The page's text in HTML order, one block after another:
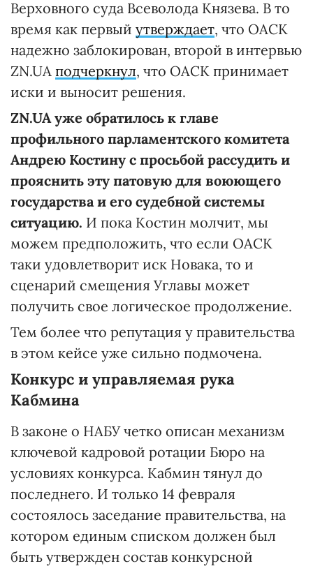
Верховного суда Всеволода Князева. В то
время как первый утверждает, что ОАСК
надежно заблокирован, второй в интервью
ZN.UA подчеркнул, что ОАСК принимает
иски и выносит решения.
ZN.UA уже обратилось к главе
профильного парламентского комитета
Андрею Костину с просьбой рассудить и
прояснить эту патовую для воюющего
государства и его судебной системы
ситуацию. И пока Костин молчит, мы
можем предположить, что если ОАСК
таки удовлетворит иск Новака, то и
сценарий смещения Углавы может
получить свое логическое продолжение.
Тем более что репутация у правительства
в этом кейсе уже сильно подмочена.
Конкурс и управляемая рука
Кабмина
В законе о НАБУ четко описан механизм
ключевой кадровой ротации Бюро на
условиях конкурса. Кабмин тянул до
последнего. И только 14 февраля
состоялось заседание правительства, на
котором единым списком должен был
быть утвержден состав конкурсной